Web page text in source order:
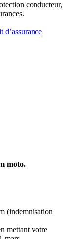
conducteur,
d’assurance
moto.
(indemnisation
mettant votre